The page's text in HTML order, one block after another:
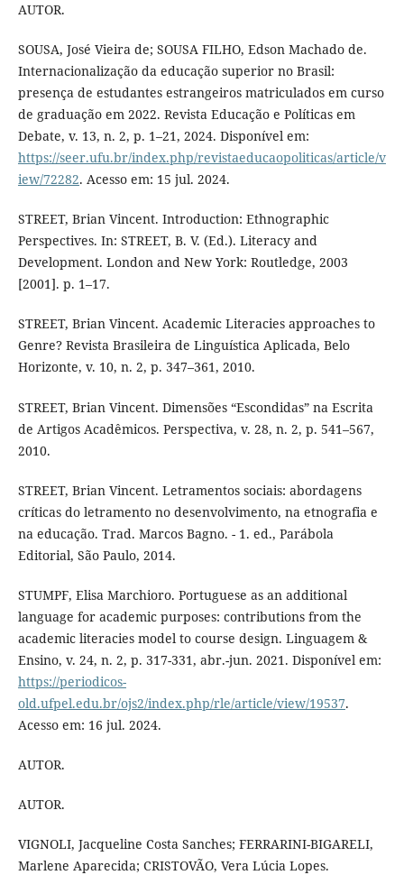
AUTOR.
SOUSA, José Vieira de; SOUSA FILHO, Edson Machado de.
Internacionalização da educação superior no Brasil:
presença de estudantes estrangeiros matriculados em curso
de graduação em 2022. Revista Educação e Políticas em
Debate, v. 13, n. 2, p. 1–21, 2024. Disponível em:
https://seer.ufu.br/index.php/revistaeducaopoliticas/article/v
iew/72282. Acesso em: 15 jul. 2024.
STREET, Brian Vincent. Introduction: Ethnographic
Perspectives. In: STREET, B. V. (Ed.). Literacy and
Development. London and New York: Routledge, 2003
[2001]. p. 1–17.
STREET, Brian Vincent. Academic Literacies approaches to
Genre? Revista Brasileira de Linguística Aplicada, Belo
Horizonte, v. 10, n. 2, p. 347–361, 2010.
STREET, Brian Vincent. Dimensões “Escondidas” na Escrita
de Artigos Acadêmicos. Perspectiva, v. 28, n. 2, p. 541–567,
2010.
STREET, Brian Vincent. Letramentos sociais: abordagens
críticas do letramento no desenvolvimento, na etnografia e
na educação. Trad. Marcos Bagno. - 1. ed., Parábola
Editorial, São Paulo, 2014.
STUMPF, Elisa Marchioro. Portuguese as an additional
language for academic purposes: contributions from the
academic literacies model to course design. Linguagem &
Ensino, v. 24, n. 2, p. 317-331, abr.-jun. 2021. Disponível em:
https://periodicos-
old.ufpel.edu.br/ojs2/index.php/rle/article/view/19537.
Acesso em: 16 jul. 2024.
AUTOR.
AUTOR.
VIGNOLI, Jacqueline Costa Sanches; FERRARINI-BIGARELI,
Marlene Aparecida; CRISTOVÃO, Vera Lúcia Lopes.